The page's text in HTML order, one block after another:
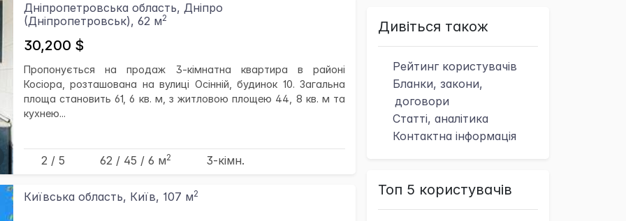
Дніпропетровська область, Дніпро
(Дніпропетровськ), 62 м2
30,200 $
Пропонується на продаж 3-кімнатна квартира в районі
Косіора, розташована на вулиці Осінній, будинок 10. Загальна
площа становить 61, 6 кв. м, з житловою площею 44, 8 кв. м та
кухнею...
2 / 5 62 / 45 / 6 м2 3-кімн.
Київська область, Київ, 107 м2
Дивіться також
Рейтинг користувачів
Бланки, закони,
договори
Статті, аналітика
Контактна інформація
Топ 5 користувачів